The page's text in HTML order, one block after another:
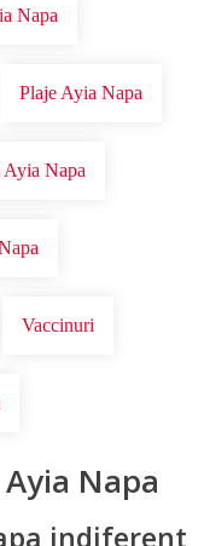
Napa
Plaje Ayia Napa
Ayia Napa
Vaccinuri
Napa
indiferent